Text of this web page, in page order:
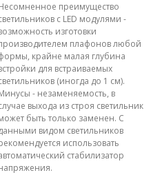
преимущество
с LED модулями -
изготовки
плафонов любой
крайне малая глубина
для встраиваемых
(иногда до 1 см).
- незаменяемость, в
выхода из строя светильник
быть только заменен. С
видом светильников
использовать
стабилизатор